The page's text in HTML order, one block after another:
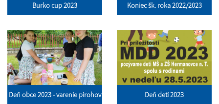
Burko cup 2023 Koniec šk. roka 2022/2023
Deň obce 2023 - varenie pirohov Deň detí 2023